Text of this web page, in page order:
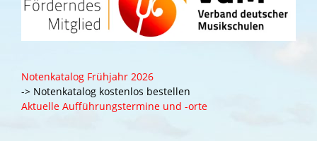
Notenkatalog Frühjahr 2026
-> Notenkatalog kostenlos bestellen
Aktuelle Aufführungstermine und -orte